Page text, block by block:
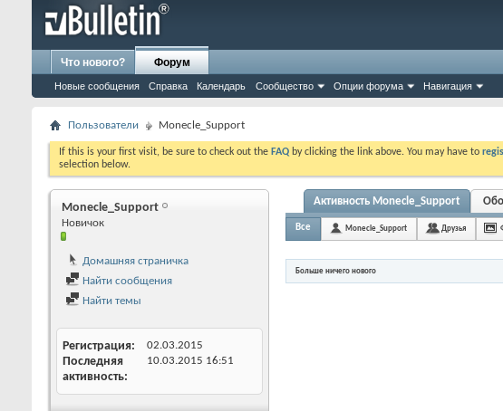
Что нового? Форум
Новые сообщения Справка Календарь Сообщество Опции форума Навигация
Пользователи Monecle_Support
If this is your first visit, be sure to check out the FAQ by clicking the link above. You may have to
selection below.
Monecle_Support
Новичок
Домашняя страничка
Найти сообщения
Найти темы
Регистрация 02.03.2015
Последняя
активность
10.03.2015 16:51
Активность Monecle_Support
Все Monecle_Support Друзья
Больше ничего нового